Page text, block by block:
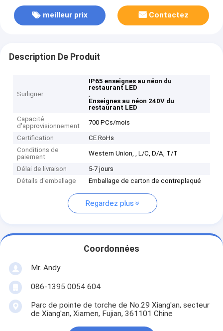
meilleur prix Contactez
Description De Produit
Surligner
IP65 enseignes au néon du
restaurant LED
,
Enseignes au néon 240V du
restaurant LED
Capacité
d'approvisionnement
700 PCs/mois
Certification
CE RoHs
Conditions de
paiement
Western Union, , L/C, D/A, T/T
Délai de livraison
5-7 jours
Détails d'emballage
Emballage de carton de contreplaqué
Regardez plus
Coordonnées
Mr. Andy
086-1395 0054 604
Parc de pointe de torche de No.29 Xiang'an, secteur
de Xiang'an, Xiamen, Fujian, 361101 Chine